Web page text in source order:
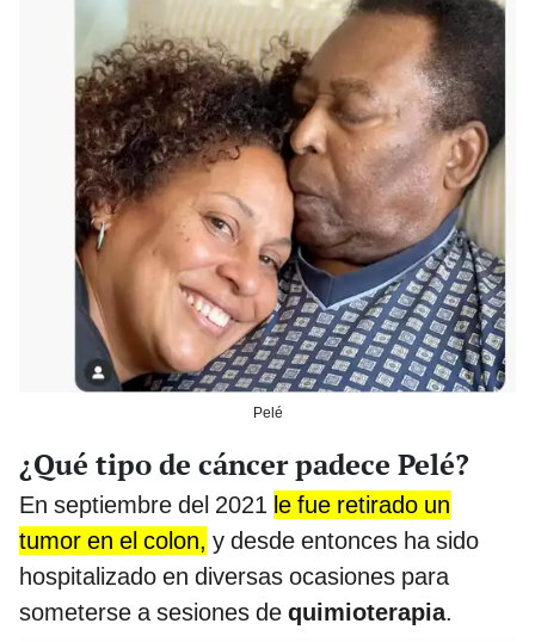
Pelé
¿Qué tipo de cáncer padece Pelé?
En septiembre del 2021 le fue retirado un
tumor en el colon, y desde entonces ha sido
hospitalizado en diversas ocasiones para
someterse a sesiones de quimioterapia.